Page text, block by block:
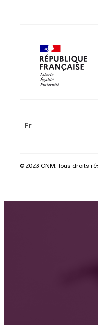
Fr
© 2023 CNM. Tous droits